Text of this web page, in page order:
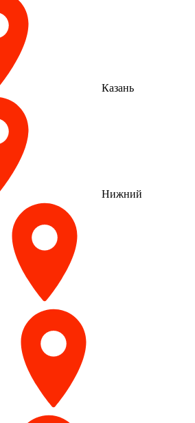
Казань
Нижний